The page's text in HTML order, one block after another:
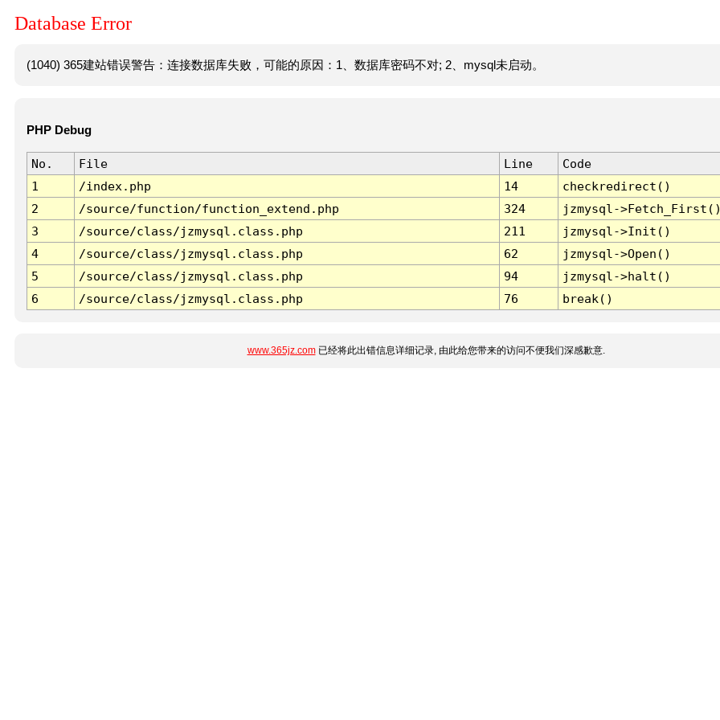
Database Error
(1040) 365建站错误警告：连接数据库失败，可能的原因：1、数据库密码不对; 2、mysql未启动。
PHP Debug
No. File Line
Code
1
/index.php 14
checkredirect()
2
/source/function/function_extend.php 324
jzmysql-
3
/source/class/jzmysql.class.php 211
jzmysql->Init()
4
/source/class/jzmysql.class.php 62
jzmysql->Open()
5
/source/class/jzmysql.class.php 94
jzmysql->halt()
6
/source/class/jzmysql.class.php 76 break()
www.365jz.com已经将此出错信息详细记录, 由此给您带来的访问不便我们深感歉意.